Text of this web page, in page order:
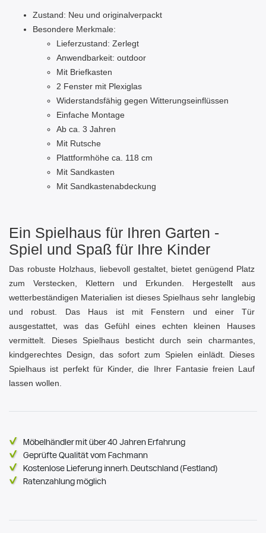
Zustand: Neu und originalverpackt
Besondere Merkmale:
Lieferzustand: Zerlegt
Anwendbarkeit: outdoor
Mit Briefkasten
2 Fenster mit Plexiglas
Widerstandsfähig gegen Witterungseinflüssen
Einfache Montage
Ab ca. 3 Jahren
Mit Rutsche
Plattformhöhe ca. 118 cm
Mit Sandkasten
Mit Sandkastenabdeckung
Ein Spielhaus für Ihren Garten -
Spiel und Spaß für Ihre Kinder
Das robuste Holzhaus, liebevoll gestaltet, bietet genügend Platz
zum Verstecken, Klettern und Erkunden. Hergestellt aus
wetterbeständigen Materialien ist dieses Spielhaus sehr langlebig
und robust. Das Haus ist mit Fenstern und einer Tür
ausgestattet, was das Gefühl eines echten kleinen Hauses
vermittelt. Dieses Spielhaus besticht durch sein charmantes,
kindgerechtes Design, das sofort zum Spielen einlädt. Dieses
Spielhaus ist perfekt für Kinder, die Ihrer Fantasie freien Lauf
lassen wollen.
Möbelhändler mit über 40 Jahren Erfahrung
Geprüfte Qualität vom Fachmann
Kostenlose Lieferung innerh. Deutschland (Festland)
Ratenzahlung möglich